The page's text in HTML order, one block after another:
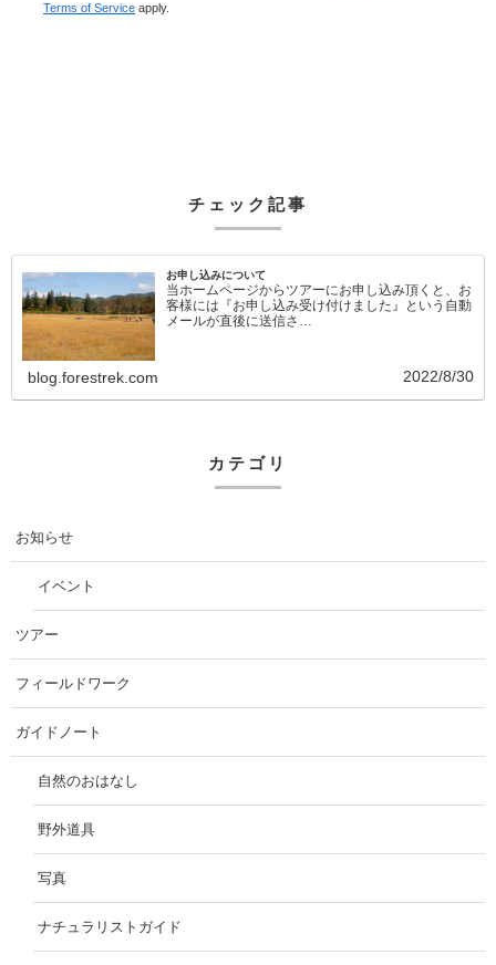
Terms of Service apply.
チェック記事
お申し込みについて
当ホームページからツアーにお申し込み頂くと、お
客様には『お申し込み受け付けました』という自動
メールが直後に送信さ…
blog.forestrek.com 2022/8/30
カテゴリ
お知らせ
イベント
ツアー
フィールドワーク
ガイドノート
自然のおはなし
野外道具
写真
ナチュラリストガイド